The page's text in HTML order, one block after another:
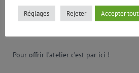
Ados – Adultes
10 participants max
Pour offrir l’atelier c’est par ici !
Réglages Rejeter Accepter tout